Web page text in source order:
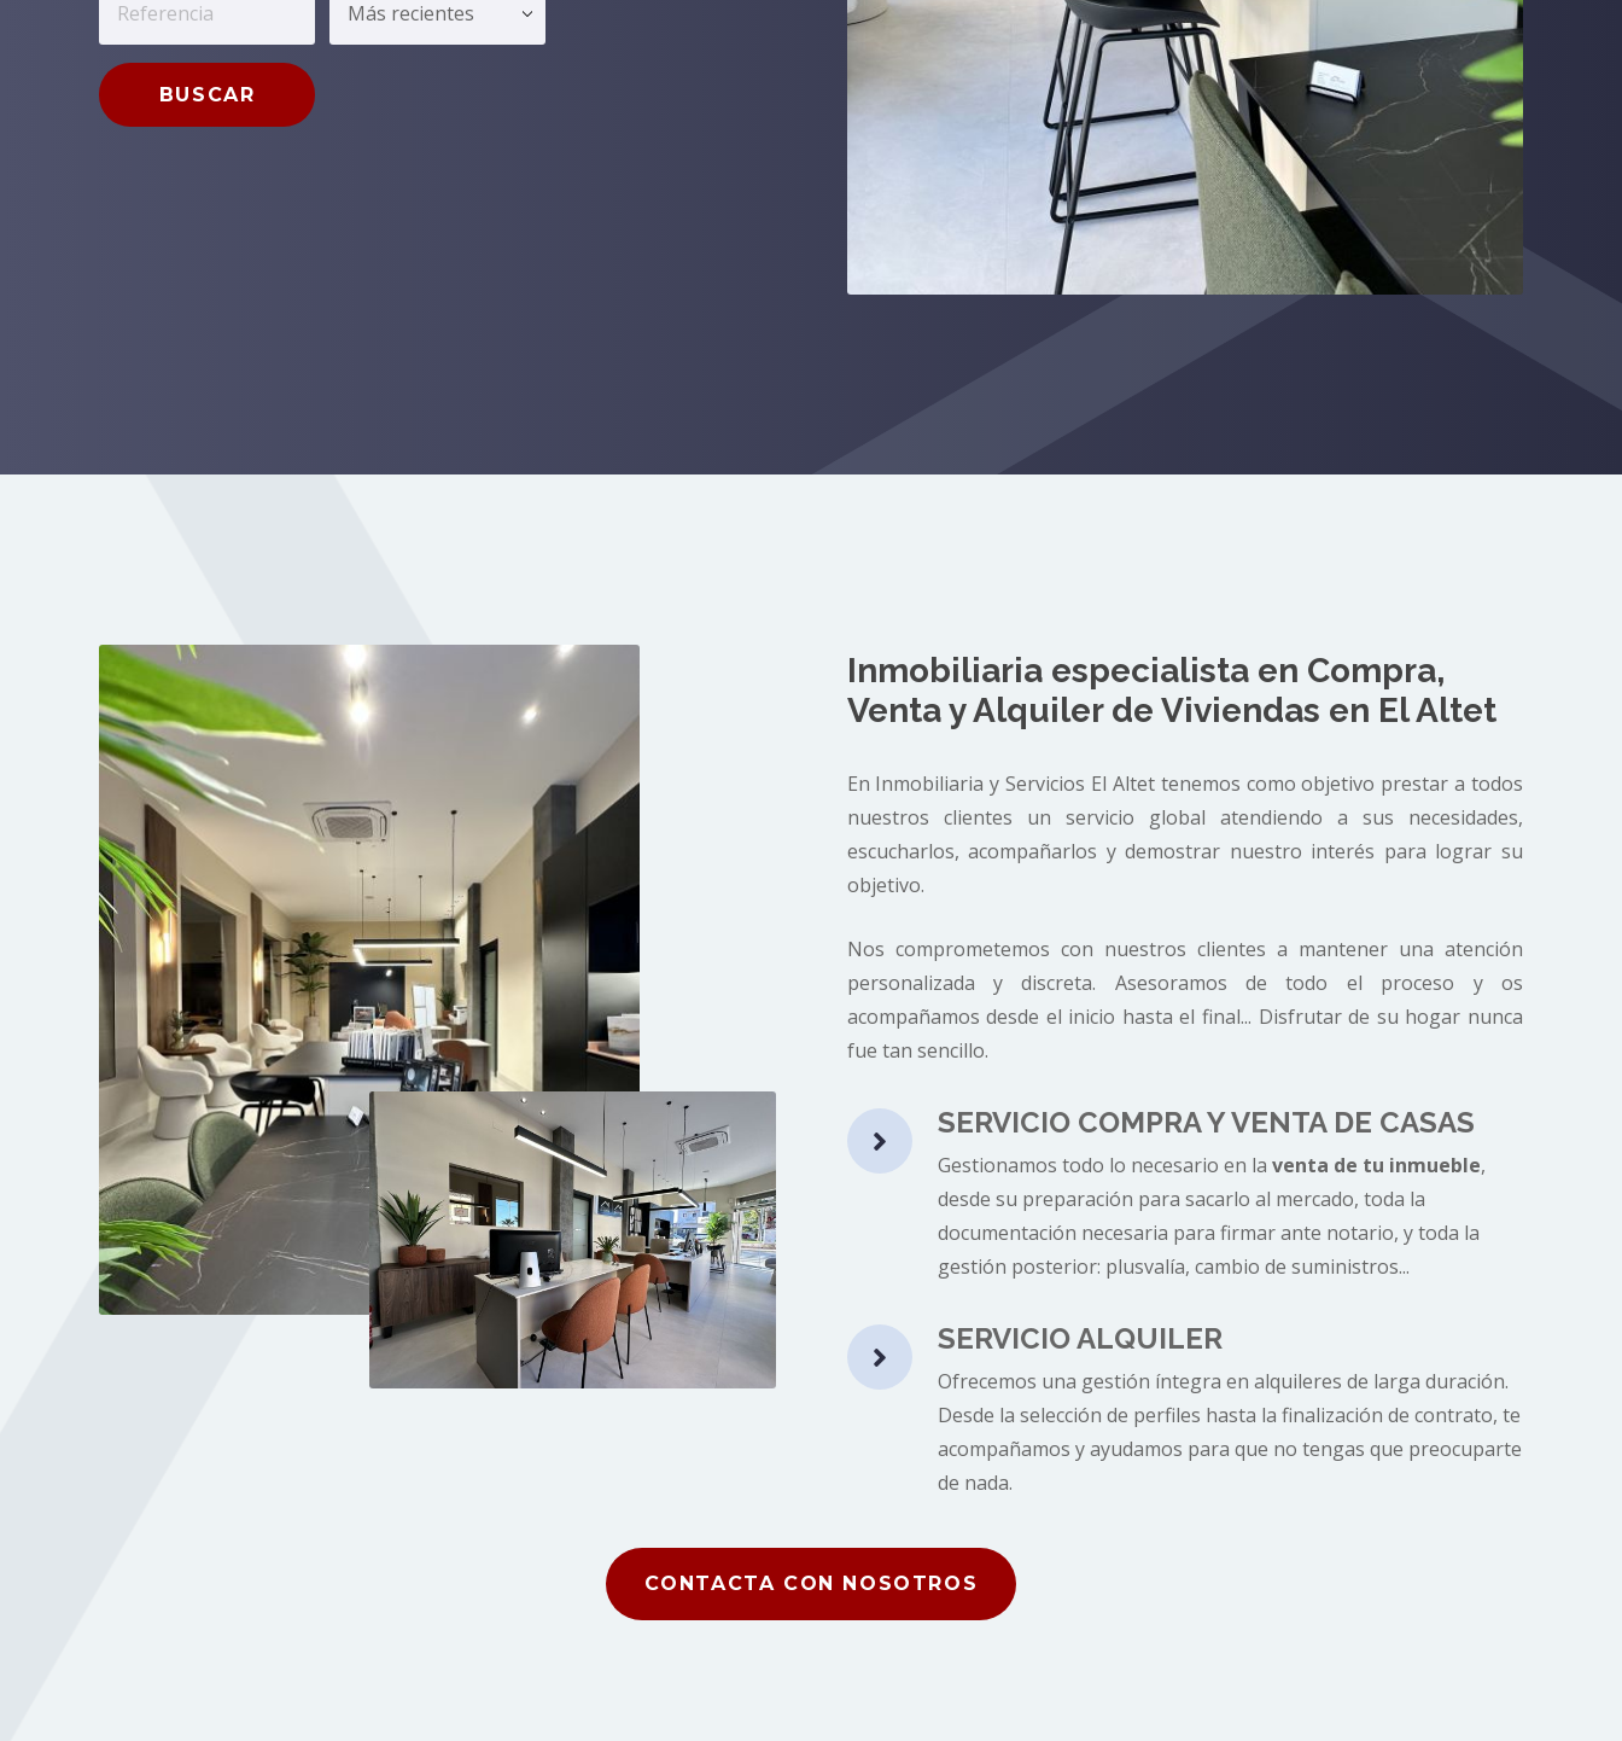
Inmobiliaria especialista en Compra,
Venta y Alquiler de Viviendas en El Altet
En Inmobiliaria y Servicios El Altet tenemos como objetivo prestar a todos
nuestros clientes un servicio global atendiendo a sus necesidades,
escucharlos, acompañarlos y demostrar nuestro interés para lograr su
objetivo.
Nos comprometemos con nuestros clientes a mantener una atención
personalizada y discreta. Asesoramos de todo el proceso y os
acompañamos desde el inicio hasta el final... Disfrutar de su hogar nunca
fue tan sencillo.

SERVICIO COMPRA Y VENTA DE CASAS
Gestionamos todo lo necesario en la venta de tu inmueble,
desde su preparación para sacarlo al mercado, toda la
documentación necesaria para firmar ante notario, y toda la
gestión posterior: plusvalía, cambio de suministros...

SERVICIO ALQUILER
Ofrecemos una gestión íntegra en alquileres de larga duración.
Desde la selección de perfiles hasta la finalización de contrato, te
acompañamos y ayudamos para que no tengas que preocuparte
de nada.
CONTACTA CON NOSOTROS